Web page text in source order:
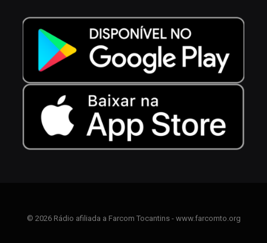
© 2026 Rádio afiliada a Farcom Tocantins - www.farcomto.org